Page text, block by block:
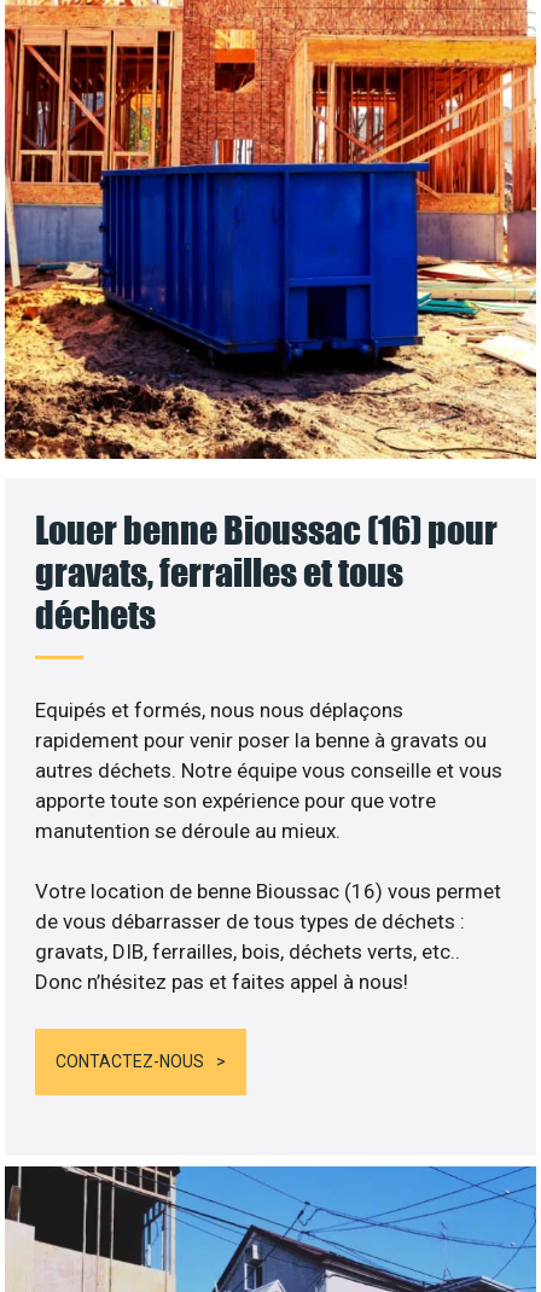
Louer benne Bioussac (16) pour
gravats, ferrailles et tous
déchets
Equipés et formés, nous nous déplaçons
rapidement pour venir poser la benne à gravats ou
autres déchets. Notre équipe vous conseille et vous
apporte toute son expérience pour que votre
manutention se déroule au mieux.
Votre location de benne Bioussac (16) vous permet
de vous débarrasser de tous types de déchets :
gravats, DIB, ferrailles, bois, déchets verts, etc..
Donc n’hésitez pas et faites appel à nous!
CONTACTEZ-NOUS